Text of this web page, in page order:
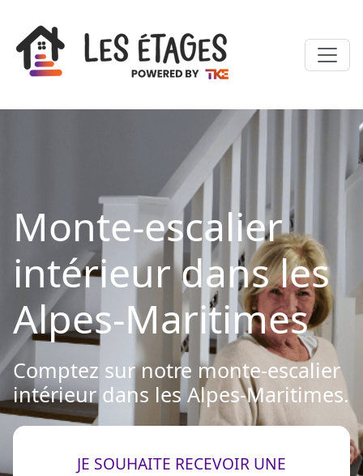
Monte-escalier
intérieur dans les
Alpes-Maritimes
Comptez sur notre monte-escalier
intérieur dans les Alpes-Maritimes.
JE SOUHAITE RECEVOIR UNE